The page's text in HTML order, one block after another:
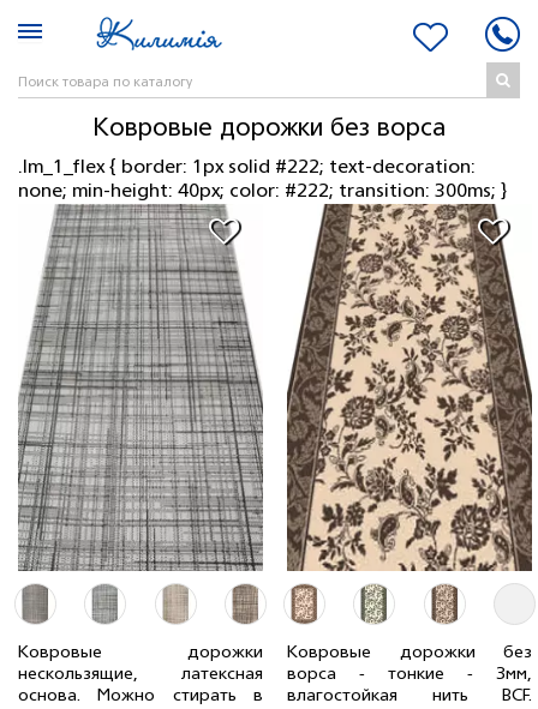
Ковровые дорожки без ворса
.lm_1_flex { border: 1px solid #222; text-decoration:
none; min-height: 40px; color: #222; transition: 300ms; }
Ковровые дорожки
нескользящие, латексная
основа. Можно стирать в
1.50 м 1 мп 965 грн/мп
0.67 м 20 мп 431 грн/мп
1.20 м 8 мп 772 грн/мп
1.00 м 643 грн/мп
2.00 м 40 мп
1 286 грн/мп
0.80 м
20 мп 514 грн/мп
Ковровые дорожки без
ворса - тонкие - 3мм,
влагостойкая нить BCF.
0.75 м 3 мп
425 грн/мп
2.00 м
2 мп 1 134 грн/мп